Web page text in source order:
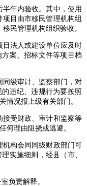
年内验收。其中，使用
目由市移民管理机构组
民管理机构组织验收。
法人或建设单位应及时
案、招标文件等项目档
级审计、监察部门，对
违纪、违规行为要按照
情况报上级有关部门。
受财政、审计和监察等
何理由阻挠或逃避。
构会同同级财政部门可
实施细则，经县（市、
负责解释。